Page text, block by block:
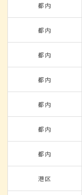
都内
都内
都内
都内
都内
都内
都内
港区